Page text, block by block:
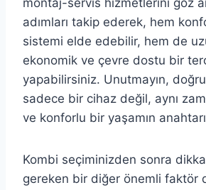
montaj-servis hizmetlerini göz
adımları takip ederek, hem
sistemi elde edebilir, hem de
ekonomik ve çevre dostu bir
yapabilirsiniz. Unutmayın,
sadece bir cihaz değil, aynı
ve konforlu bir yaşamın
Kombi seçiminizden sonra
gereken bir diğer önemli faktör